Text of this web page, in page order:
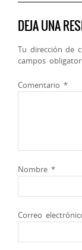
DEJA UNA
Tu dirección de
campos
Comentario *
Nombre *
Correo